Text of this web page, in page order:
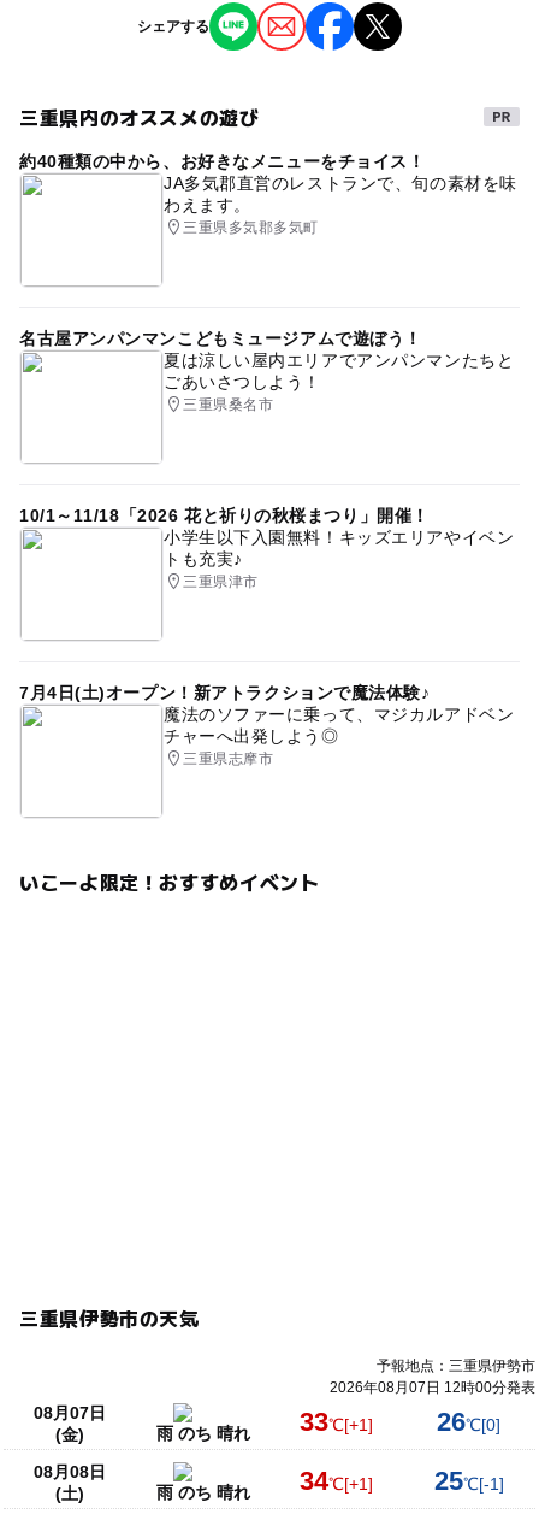
子供の料金詳細
大人の料金詳細
【前売A】 お楽しみ券（屋台・遊戯）1,500円分+嬉楽祭T
シャツ+ステッカー 5,000円
【前売B】 お楽しみ券（屋台・遊戯）1,500円分+ステッカ
ミニイベント
シェアする
三重県内のオススメの遊び
約40種類の中から、お好きなメニューをチョイス！
JA多気郡直営のレストランで、旬の素材を味
わえます。
三重県多気郡多気町
名古屋アンパンマンこどもミュージアムで遊ぼう！
夏は涼しい屋内エリアでアンパンマンたちと
ごあいさつしよう！
三重県桑名市
10/1～11/18「2026 花と祈りの秋桜まつり」開催！
小学生以下入園無料！キッズエリアやイベン
トも充実♪
三重県津市
7月4日(土)オープン！新アトラクションで魔法体験♪
魔法のソファーに乗って、マジカルアドベン
チャーへ出発しよう◎
三重県志摩市
いこーよ限定！おすすめイベント
三重県伊勢市の天気
予報地点：三重県伊勢市
2026年08月07日 12時00分発表
08月07日
(金)
雨 のち 晴れ 33℃[+1] 26℃[0]
08月08日
(土)
雨 のち 晴れ 34℃[+1] 25℃[-1]